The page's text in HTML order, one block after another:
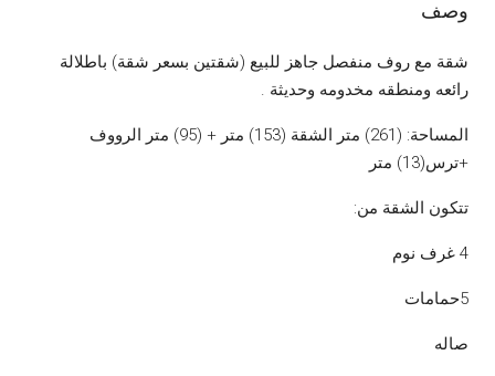
وصف
شقة مع روف منفصل جاهز للبيع (شقتين بسعر شقة) باطلالة
رائعه ومنطقه مخدومه وحديثة .
المساحة: (261) متر الشقة (153) متر + (95) متر الرووف
+ترس(13) متر
تتكون الشقة من:
4 غرف نوم
5حمامات
صاله